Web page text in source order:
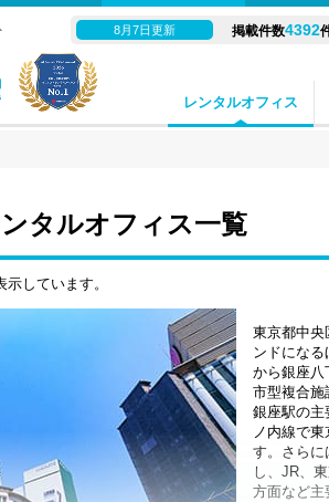
レンタルオフィス
8月7日更新 掲載件数4392
タルオフィス一覧
しています。
東京都中央
ンドにな
から銀座八
市型複合施
銀座駅の主
ノ内線で
す。さらに
し、JR、
方面など主